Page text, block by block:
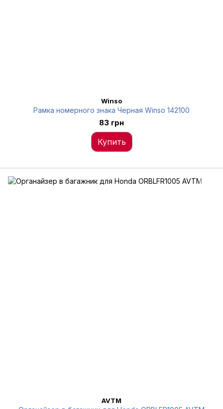
Winso
Рамка номерного знака Черная Winso 142100
83 грн
Купить
AVTM